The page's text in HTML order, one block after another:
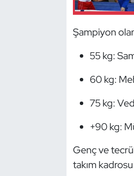
Şampiyon
55 kg:
60 kg:
75 kg:
+90 kg:
Genç ve
takım